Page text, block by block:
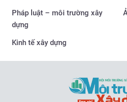
Pháp luật – môi trường xây
dựng
Kinh tế xây dựng